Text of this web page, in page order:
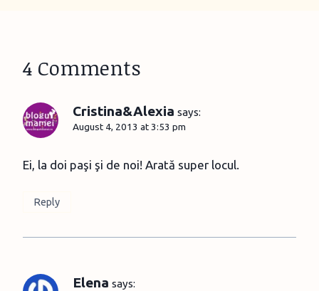
4 Comments
Cristina&Alexia says:
August 4, 2013 at 3:53 pm
Ei, la doi paşi şi de noi! Arată super locul.
Reply
Elena says: